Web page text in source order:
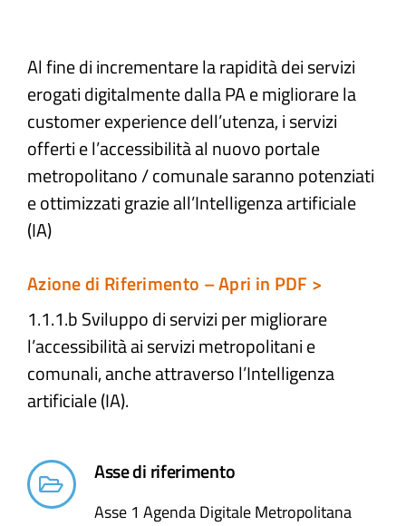
Progetti
Al fine di incrementare la rapidità dei servizi
erogati digitalmente dalla PA e migliorare la
customer experience dell’utenza, i servizi
offerti e l’accessibilità al nuovo portale
metropolitano / comunale saranno potenziati
e ottimizzati grazie all’Intelligenza artificiale
(IA)
Azione di Riferimento – Apri in PDF >
1.1.1.b Sviluppo di servizi per migliorare
l’accessibilità ai servizi metropolitani e
comunali, anche attraverso l’Intelligenza
artificiale (IA).
Asse di riferimento
Asse 1 Agenda Digitale Metropolitana